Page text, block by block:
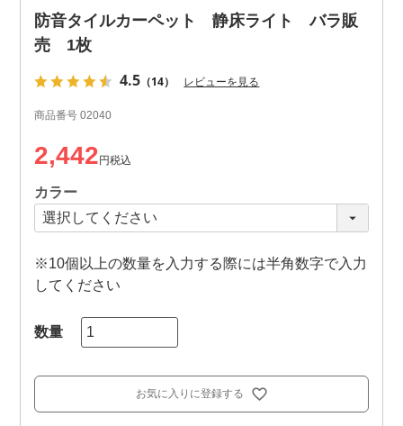
防音タイルカーペット 静床ライト バラ販
売 1枚
4.5 （14） レビューを見る
商品番号 02040
2,442 税込
カラー
※10個以上の数量を入力する際には半角数字で入力
してください
お気に入りに登録する